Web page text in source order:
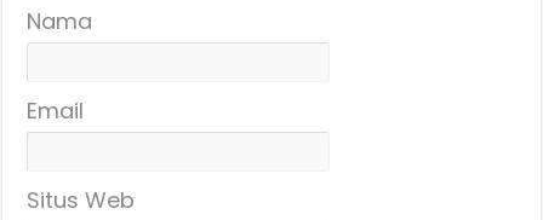
Nama
Email
Situs Web